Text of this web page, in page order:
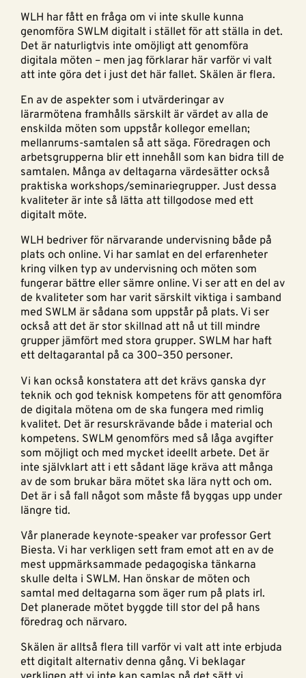
WLH har fått en fråga om vi inte skulle kunna
genomföra SWLM digitalt i stället för att ställa in det.
Det är naturligtvis inte omöjligt att genomföra
digitala möten – men jag förklarar här varför vi valt
att inte göra det i just det här fallet. Skälen är flera.
En av de aspekter som i utvärderingar av
lärarmötena framhålls särskilt är värdet av alla de
enskilda möten som uppstår kollegor emellan;
mellanrums-samtalen så att säga. Föredragen och
arbetsgrupperna blir ett innehåll som kan bidra till de
samtalen. Många av deltagarna värdesätter också
praktiska workshops/seminariegrupper. Just dessa
kvaliteter är inte så lätta att tillgodose med ett
digitalt möte.
WLH bedriver för närvarande undervisning både på
plats och online. Vi har samlat en del erfarenheter
kring vilken typ av undervisning och möten som
fungerar bättre eller sämre online. Vi ser att en del av
de kvaliteter som har varit särskilt viktiga i samband
med SWLM är sådana som uppstår på plats. Vi ser
också att det är stor skillnad att nå ut till mindre
grupper jämfört med stora grupper. SWLM har haft
ett deltagarantal på ca 300–350 personer.
Vi kan också konstatera att det krävs ganska dyr
teknik och god teknisk kompetens för att genomföra
de digitala mötena om de ska fungera med rimlig
kvalitet. Det är resurskrävande både i material och
kompetens. SWLM genomförs med så låga avgifter
som möjligt och med mycket ideellt arbete. Det är
inte självklart att i ett sådant läge kräva att många
av de som brukar bära mötet ska lära nytt och om.
Det är i så fall något som måste få byggas upp under
längre tid.
Vår planerade keynote-speaker var professor Gert
Biesta. Vi har verkligen sett fram emot att en av de
mest uppmärksammade pedagogiska tänkarna
skulle delta i SWLM. Han önskar de möten och
samtal med deltagarna som äger rum på plats irl.
Det planerade mötet byggde till stor del på hans
föredrag och närvaro.
Skälen är alltså flera till varför vi valt att inte erbjuda
ett digitalt alternativ denna gång. Vi beklagar